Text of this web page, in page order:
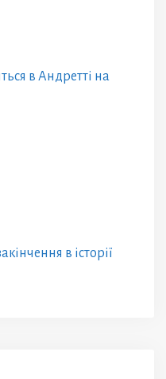
в Андретті на
в історії